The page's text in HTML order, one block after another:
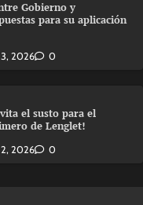
Gobierno y
para su aplicación
2026 0
el susto para el
de Lenglet!
2026 0